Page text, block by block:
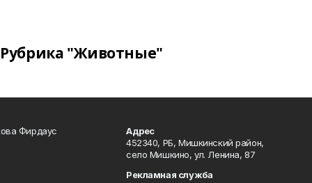
Рубрика "Животные"
Фирдаус
Адрес
452340, РБ, Мишкинский район,
село Мишкино, ул. Ленина, 87
Рекламная служба